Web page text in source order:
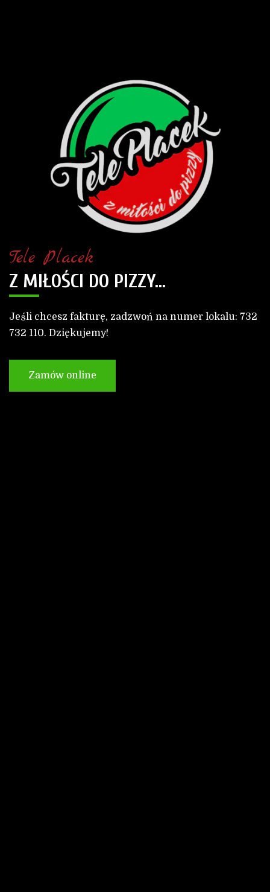
Tele Placek
Z MIŁOŚCI DO PIZZY...
Jeśli chcesz fakturę, zadzwoń na numer lokalu: 732
732 110. Dziękujemy!
Zamów online